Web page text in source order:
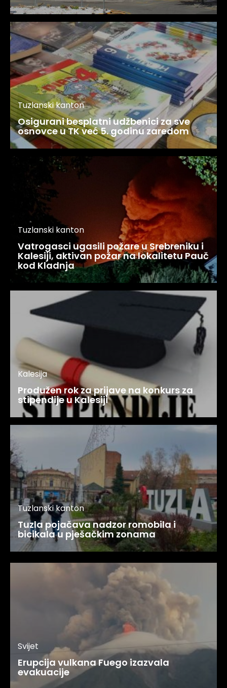
Tuzlanski kanton
Osigurani besplatni udžbenici za sve
osnovce u TK već 5. godinu zaredom
Tuzlanski kanton
Vatrogasci ugasili požare u Srebreniku i
Kalesiji, aktivan požar na lokalitetu Pauč
kod Kladnja
Kalesija
Produžen rok za prijave na konkurs za
stipendije u Kalesiji
Tuzlanski kanton
Tuzla pojačava nadzor romobila i
bicikala u pješačkim zonama
Svijet
Erupcija vulkana Fuego izazvala
evakuacije